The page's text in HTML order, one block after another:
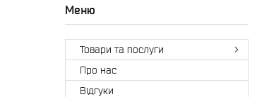
Товари та послуги
Про нас
Вiдгуки